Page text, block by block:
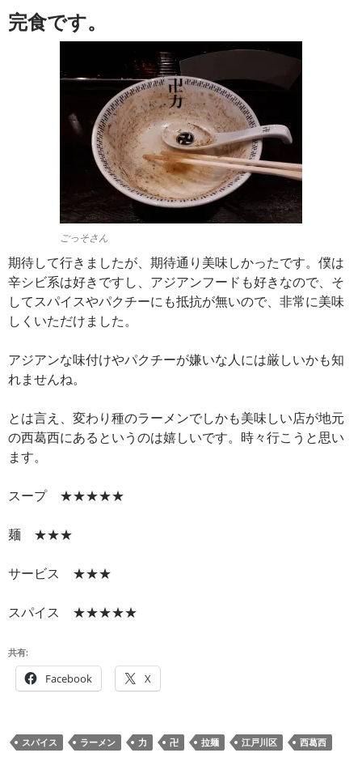
完食です。
ごっそさん
期待して行きましたが、期待通り美味しかったです。僕は
辛シビ系は好きですし、アジアンフードも好きなので、そ
してスパイスやパクチーにも抵抗が無いので、非常に美味
しくいただけました。
アジアンな味付けやパクチーが嫌いな人には厳しいかも知
れませんね。
とは言え、変わり種のラーメンでしかも美味しい店が地元
の西葛西にあるというのは嬉しいです。時々行こうと思い
ます。
スープ ★★★★★
麺 ★★★
サービス ★★★
スパイス ★★★★★
共有:
Facebook X
スパイス ラーメン 力 卍 拉麺 江戸川区 西葛西